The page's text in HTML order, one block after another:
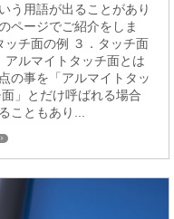
う用語が出ることがあり
ページでご紹介をしま
チ面の例 ３．タッチ面
ルマイトタッチ面とは
の事を「アルマイトタッ
」とだけ呼ばれる場合
こともあり...